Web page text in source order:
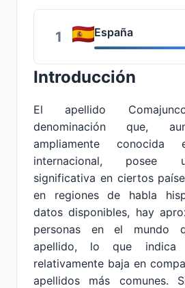
1 España
Introducción
El apellido
denominación que,
ampliamente
internacional, posee
significativa en ciertos
en regiones de habla
datos disponibles, hay
personas en el mundo
apellido, lo que indica
relativamente baja en
apellidos más comunes.